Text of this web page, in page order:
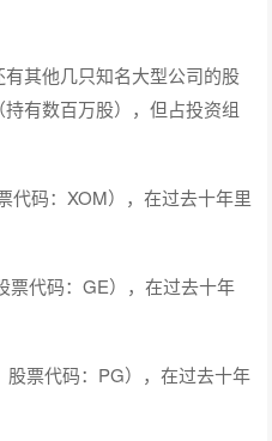
其他几只知名大型公司的股
有数百万股），但占投资组
代码：XOM），在过去十年里
票代码：GE），在过去十年
股票代码：PG），在过去十年